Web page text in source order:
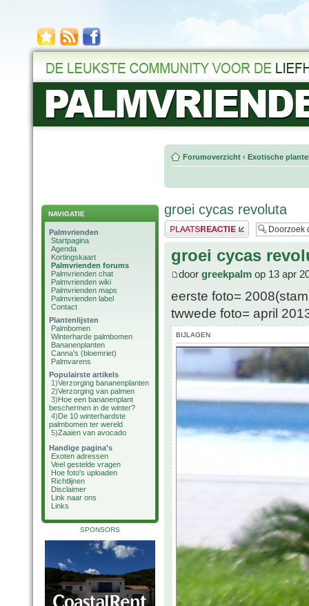
NAVIGATIE
Palmvrienden
Startpagina
Agenda
Kortingskaart
Palmvrienden forums
Palmvrienden chat
Palmvrienden wiki
Palmvrienden maps
Palmvrienden label
Contact
Plantenlijsten
Palmbomen
Winterharde palmbomen
Bananenplanten
Canna's (bloemriet)
Palmvarens
Populairste artikels
1)Verzorging bananenplanten
2)Verzorging van palmen
3)Hoe een bananenplant
beschermen in de winter?
4)De 10 winterhardste
palmbomen ter wereld
5)Zaaien van avocado
Handige pagina's
Exoten adressen
Veel gestelde vragen
Hoe foto's uploaden
Richtlijnen
Disclaimer
Link naar ons
Links
SPONSORS
Forumoverzicht ‹ Exotische
groei cycas revoluta
Plaats een reactie
groei cycas
door greekpalm op 13 apr
eerste foto=
twwede foto= april
BIJLAGEN